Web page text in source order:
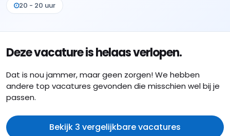
20 - 20 uur
Deze vacature is helaas verlopen.
Dat is nou jammer, maar geen zorgen! We hebben
andere top vacatures gevonden die misschien wel bij je
passen.
Bekijk 3 vergelijkbare vacatures